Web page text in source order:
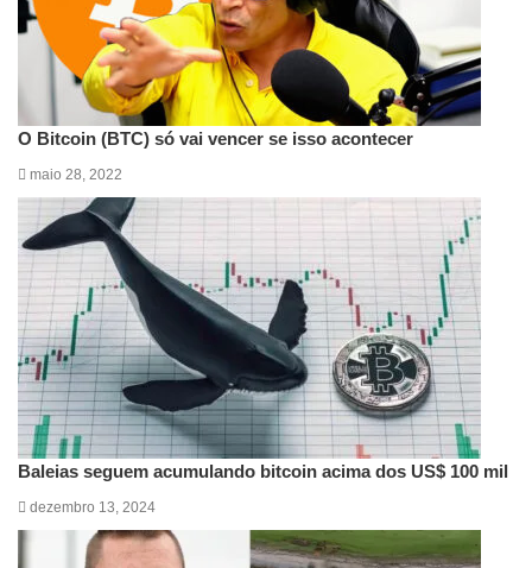
O Bitcoin (BTC) só vai vencer se isso acontecer
maio 28, 2022
Baleias seguem acumulando bitcoin acima dos US$ 100 mil
dezembro 13, 2024